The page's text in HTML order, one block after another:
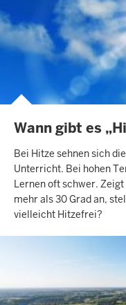
Wann gibt es
Bei Hitze sehnen sich
Unterricht. Bei hohen
Lernen oft schwer.
mehr als 30 Grad an,
vielleicht Hitzefrei?